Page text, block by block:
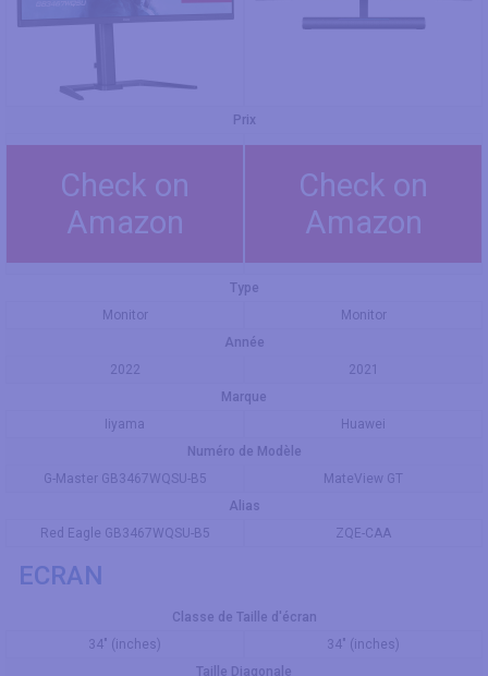
Prix
Check on
Amazon
Check on
Amazon
Type
Monitor
Monitor
Année
2022
2021
Marque
Iiyama
Huawei
Numéro de Modèle
G-Master GB3467WQSU-B5
MateView GT
Alias
Red Eagle GB3467WQSU-B5
ZQE-CAA
ECRAN
Classe de Taille d'écran
34" (inches)
34" (inches)
Taille Diagonale